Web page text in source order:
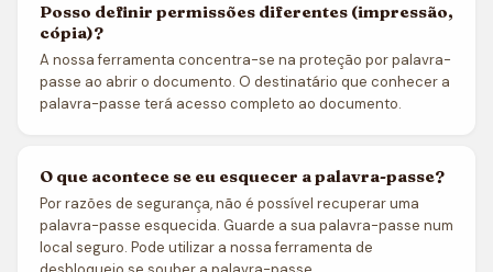
Posso definir permissões diferentes (impressão,
cópia)?
A nossa ferramenta concentra-se na proteção por palavra-
passe ao abrir o documento. O destinatário que conhecer a
palavra-passe terá acesso completo ao documento.
O que acontece se eu esquecer a palavra-passe?
Por razões de segurança, não é possível recuperar uma
palavra-passe esquecida. Guarde a sua palavra-passe num
local seguro. Pode utilizar a nossa ferramenta de